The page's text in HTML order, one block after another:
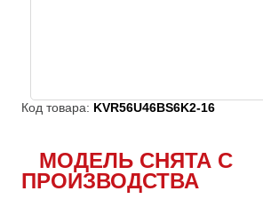
Код товара: KVR56U46BS6K2-16
МОДЕЛЬ СНЯТА С
ПРОИЗВОДСТВА